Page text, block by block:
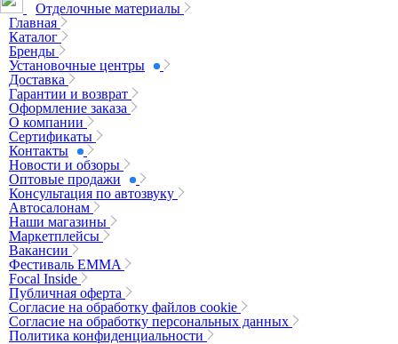
Отделочные материалы
Главная
Каталог
Бренды
Установочные центры
Доставка
Гарантии и возврат
Оформление заказа
О компании
Сертификаты
Контакты
Новости и обзоры
Оптовые продажи
Консультация по автозвуку
Автосалонам
Наши магазины
Маркетплейсы
Вакансии
Фестиваль EMMA
Focal Inside
Публичная оферта
Согласие на обработку файлов cookie
Согласие на обработку персональных данных
Политика конфиденциальности